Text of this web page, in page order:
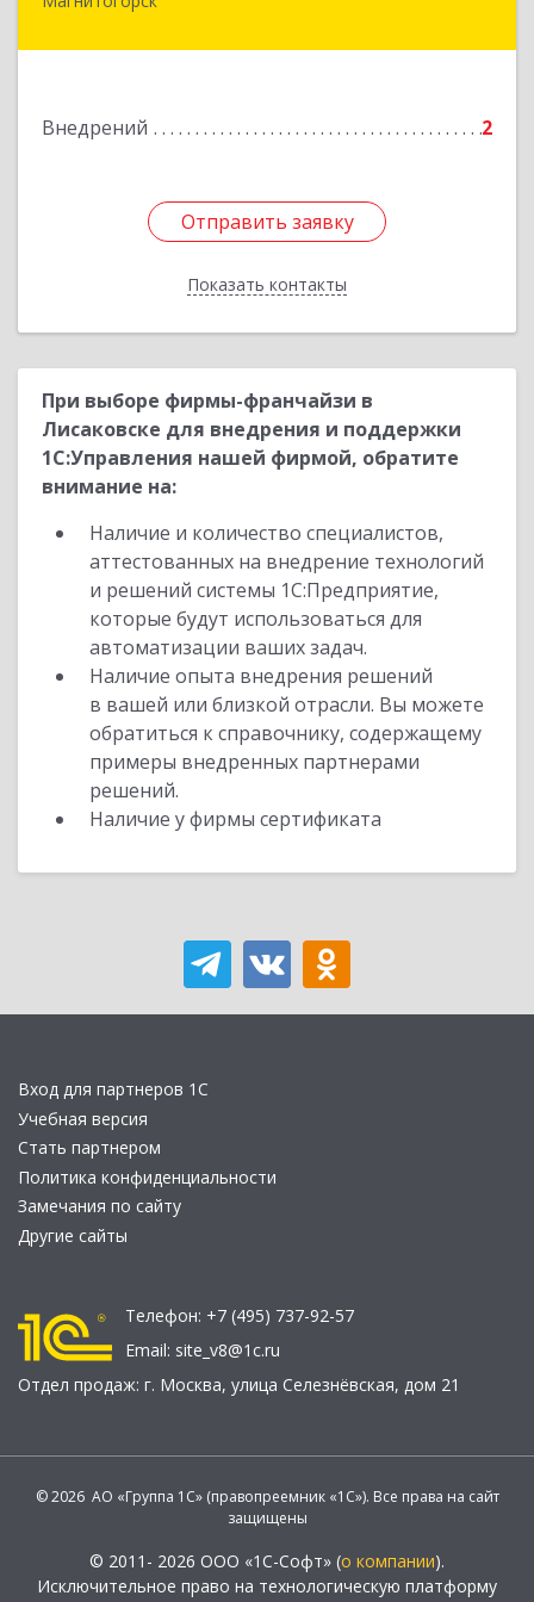
Внедрений 2
Отправить заявку
Показать контакты
Отправить заявку
Назад
При выборе фирмы-франчайзи в
Лисаковске для внедрения и поддержки
1С:Управления нашей фирмой, обратите
внимание на:
Наличие и количество специалистов,
аттестованных на внедрение технологий
и решений системы 1С:Предприятие,
которые будут использоваться для
автоматизации ваших задач.
Наличие опыта внедрения решений
в вашей или близкой отрасли. Вы можете
обратиться к справочнику, содержащему
примеры внедренных партнерами
решений.
Наличие у фирмы сертификата
Вход для партнеров 1С
Учебная версия
Стать партнером
Политика конфиденциальности
Замечания по сайту
Другие сайты
Телефон: +7 (495) 737-92-57
Email: site_v8@1c.ru
Отдел продаж: г. Москва, улица Селезнёвская, дом 21
© 2026 АО «Группа 1С» (правопреемник «1С»). Все права на сайт
защищены
© 2011- 2026 ООО «1С-Софт» (о компании).
Исключительное право на технологическую платформу